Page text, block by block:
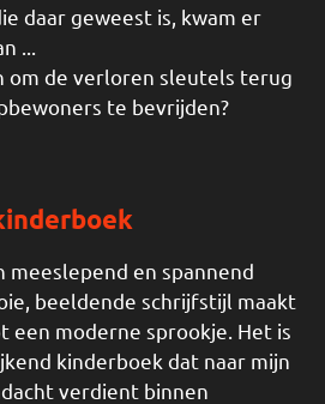
daar geweest is, kwam er
...
om de verloren sleutels terug
te bevrijden?
meeslepend en spannend
beeldende schrijfstijl maakt
een moderne sprookje. Het is
kinderboek dat naar mijn
verdient binnen